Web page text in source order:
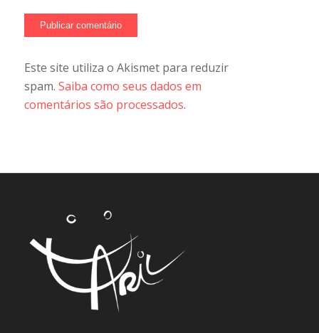
Este site utiliza o Akismet para reduzir
spam. Saiba como seus dados em
comentários são processados.